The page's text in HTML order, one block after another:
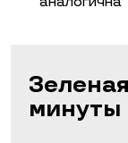
минуты